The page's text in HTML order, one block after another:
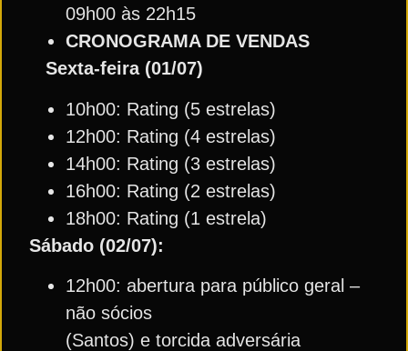
09h00 às 22h15
CRONOGRAMA DE VENDAS
Sexta-feira (01/07)
10h00: Rating (5 estrelas)
12h00: Rating (4 estrelas)
14h00: Rating (3 estrelas)
16h00: Rating (2 estrelas)
18h00: Rating (1 estrela)
Sábado (02/07):
12h00: abertura para público geral –
não sócios
(Santos) e torcida adversária